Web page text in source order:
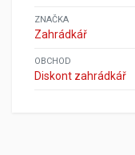
ZNAČKA
Zahrádkář
OBCHOD
Diskont zahrádkář